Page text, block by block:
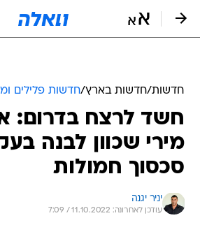
חדשות/חדשות בארץ/חדשות פלילים
חשד לרצח בדרום:
מירי שכוון לבנה
סכסוך חמולות
יניר יגנה
עודכן לאחרונה: 11.10.2022 / 7:09